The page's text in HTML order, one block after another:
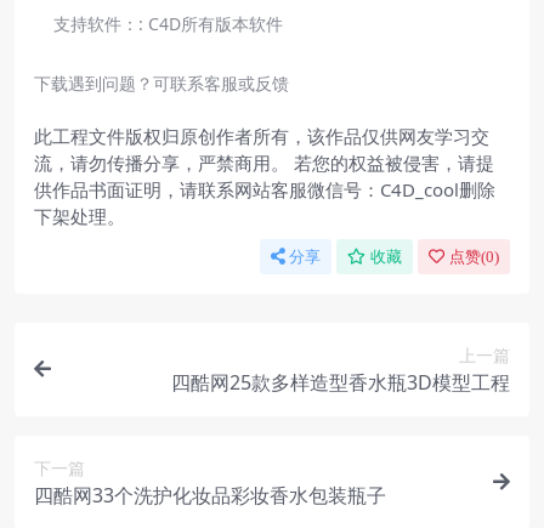
支持软件：: C4D所有版本软件
下载遇到问题？可联系客服或反馈
此工程文件版权归原创作者所有，该作品仅供网友学习交
流，请勿传播分享，严禁商用。 若您的权益被侵害，请提
供作品书面证明，请联系网站客服微信号：C4D_cool删除
下架处理。
分享 收藏 点赞(0)
上一篇
四酷网25款多样造型香水瓶3D模型工程
下一篇
四酷网33个洗护化妆品彩妆香水包装瓶子